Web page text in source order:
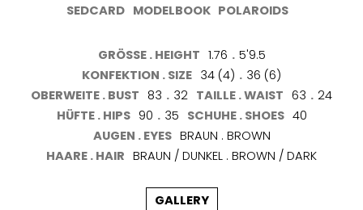
SEDCARD MODELBOOK POLAROIDS
GRÖSSE . HEIGHT 1.76 . 5'9.5
KONFEKTION . SIZE 34 (4) . 36 (6)
OBERWEITE . BUST 83 . 32 TAILLE . WAIST 63 . 24
HÜFTE . HIPS 90 . 35 SCHUHE . SHOES 40
AUGEN . EYES BRAUN . BROWN
HAARE . HAIR BRAUN / DUNKEL . BROWN / DARK
GALLERY